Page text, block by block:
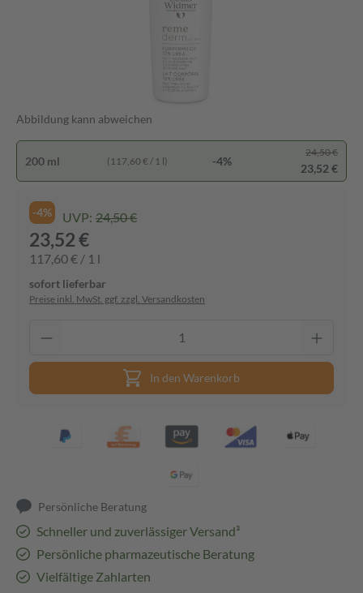
Abbildung kann abweichen
200 ml (117,60 € / 1 l) -4%
24,50 €
23,52 €
-4% UVP: 24,50 €
23,52 €
117,60 € / 1 l
sofort lieferbar
Preise inkl. MwSt. ggf. zzgl. Versandkosten
In den Warenkorb
Persönliche Beratung
Schneller und zuverlässiger Versand³
Persönliche pharmazeutische Beratung
Vielfältige Zahlarten